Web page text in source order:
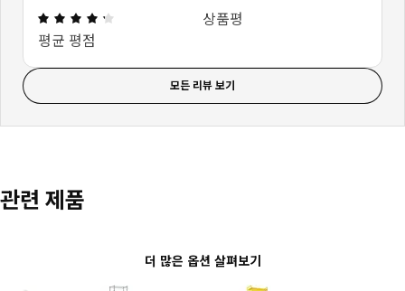
상품평: 4.3 / 5 개의 별점. 전체 리뷰: 281
평균 평점
상품평
모든 리뷰 보기
관련 제품
더 많은 옵션 살펴보기